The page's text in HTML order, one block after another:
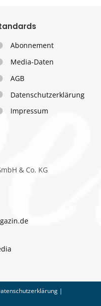
Abonnement
Media-Daten
AGB
Datenschutzerklärung
Impressum
& Co. KG
|